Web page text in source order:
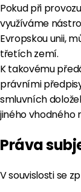
Pokud při
využíváme
Evropskou unii,
třetích zemí.
K takovému
právními
smluvních
jiného vhodného
Práva
V souvislosti se